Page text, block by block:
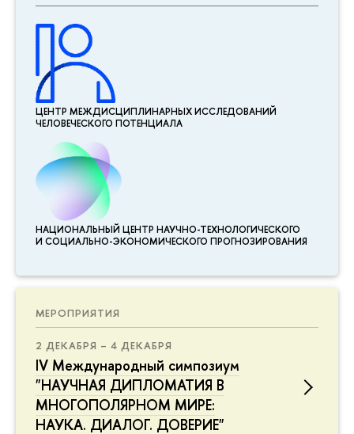
ЦЕНТР МЕЖДИСЦИПЛИНАР­НЫХ ИССЛЕДОВАНИЙ
ЧЕЛОВЕЧЕСКОГО ПОТЕНЦИАЛА
НАЦИОНАЛЬНЫЙ ЦЕНТР НАУЧНО-ТЕХНОЛОГИЧЕСКОГО
И СОЦИАЛЬНО-ЭКОНОМИЧЕСКОГО ПРОГНОЗИРОВАНИЯ
МЕРОПРИЯТИЯ
2 ДЕКАБРЯ – 4 ДЕКАБРЯ
IV Международный симпозиум
"НАУЧНАЯ ДИПЛОМАТИЯ В
МНОГОПОЛЯРНОМ МИРЕ:
НАУКА. ДИАЛОГ. ДОВЕРИЕ"